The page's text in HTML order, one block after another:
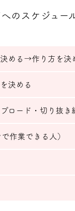
のスケジュー
決める→作り方を
決める
ロード・切り抜き
作業できる人）